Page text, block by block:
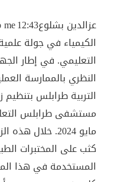
الكيمياء في جولة
التعليمي. في إطار
النظري بالممارسة
التربية طرابلس بتنظيم
مايو 2024. خلال
كثب على المختبرات
المستخدمة في هذا